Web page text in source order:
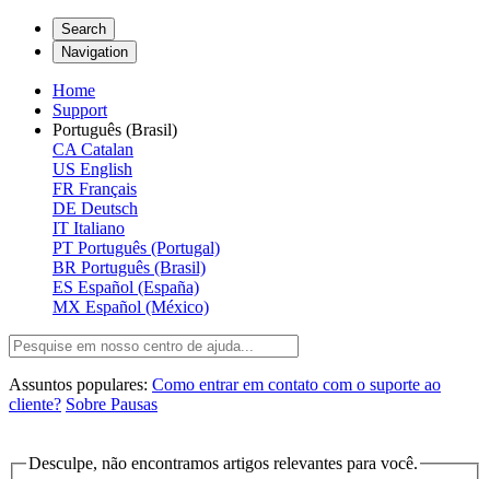
Search
Navigation
Home
Support
Português (Brasil)
CA Catalan
US English
FR Français
DE Deutsch
IT Italiano
PT Português (Portugal)
BR Português (Brasil)
ES Español (España)
MX Español (México)
Assuntos populares: Como entrar em contato com o suporte ao
cliente? Sobre Pausas
Desculpe, não encontramos artigos relevantes para você.